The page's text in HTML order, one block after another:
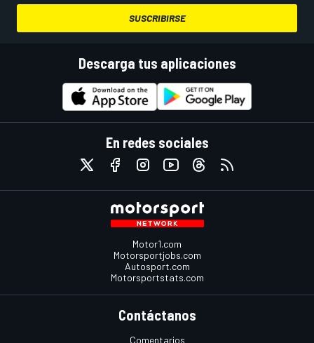
SUSCRIBIRSE
Descarga tus aplicaciones
En redes sociales
Motor1.com
Motorsportjobs.com
Autosport.com
Motorsportstats.com
Contáctanos
Comentarios